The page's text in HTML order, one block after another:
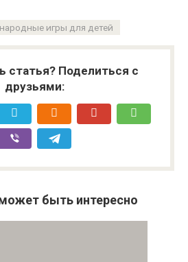
игры для детей
статья? Поделиться с
друзьями:
быть интересно